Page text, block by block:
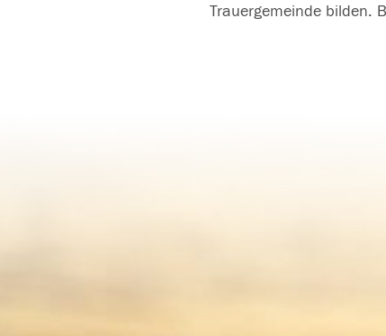
Trauergemeinde bilden.